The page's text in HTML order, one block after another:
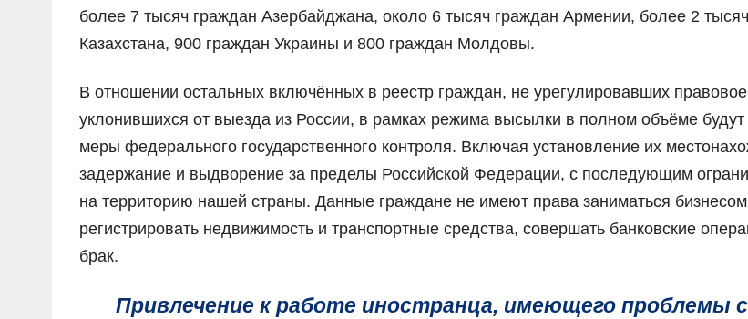
более 7 тысяч граждан Азербайджана, около 6 тысяч граждан Армении, более 2
Казахстана, 900 граждан Украины и 800 граждан Молдовы.
В отношении остальных включённых в реестр граждан, не урегулировавших
уклонившихся от выезда из России, в рамках режима высылки в полном объёме будут
меры федерального государственного контроля. Включая установление их
задержание и выдворение за пределы Российской Федерации, с последующим
на территорию нашей страны. Данные граждане не имеют права заниматься
регистрировать недвижимость и транспортные средства, совершать банковские
брак.
Привлечение к работе иностранца, имеющего проблемы с